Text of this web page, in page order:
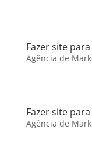
Fazer site
Agência de
Fazer site
Agência de